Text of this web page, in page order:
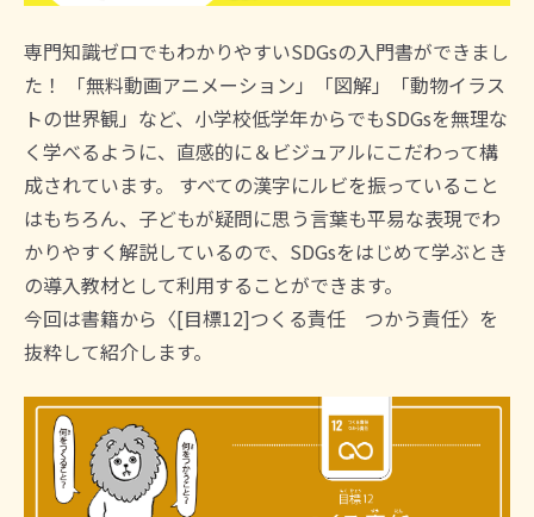
専門知識ゼロでもわかりやすいSDGsの入門書ができまし
た！ 「無料動画アニメーション」「図解」「動物イラス
トの世界観」など、小学校低学年からでもSDGsを無理な
く学べるように、直感的に＆ビジュアルにこだわって構
成されています。 すべての漢字にルビを振っていること
はもちろん、子どもが疑問に思う言葉も平易な表現でわ
かりやすく解説しているので、SDGsをはじめて学ぶとき
の導入教材として利用することができます。
今回は書籍から〈[目標12]つくる責任 つかう責任〉を
抜粋して紹介します。